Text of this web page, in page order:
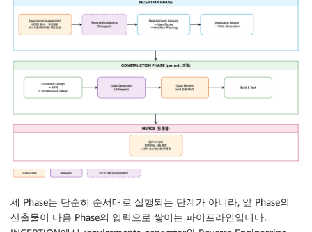
세 Phase는 단순히 순서대로 실행되는 단계가 아니라, 앞 Phase의
산출물이 다음 Phase의 입력으로 쌓이는 파이프라인입니다.